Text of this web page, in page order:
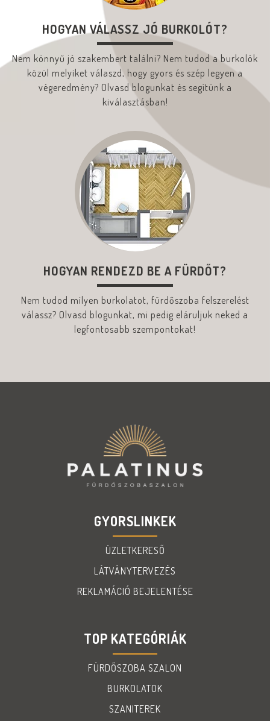
HOGYAN VÁLASSZ JÓ BURKOLÓT?
Nem könnyű jó szakembert találni? Nem tudod a burkolók
közül melyiket válaszd, hogy gyors és szép legyen a
végeredmény? Olvasd blogunkat és segítünk a
kiválasztásban!
HOGYAN RENDEZD BE A FÜRDŐT?
Nem tudod milyen burkolatot, fürdőszoba felszerelést
válassz? Olvasd blogunkat, mi pedig eláruljuk neked a
legfontosabb szempontokat!
GYORSLINKEK
ÜZLETKERESŐ
LÁTVÁNYTERVEZÉS
REKLAMÁCIÓ BEJELENTÉSE
TOP KATEGÓRIÁK
FÜRDŐSZOBA SZALON
BURKOLATOK
SZANITEREK